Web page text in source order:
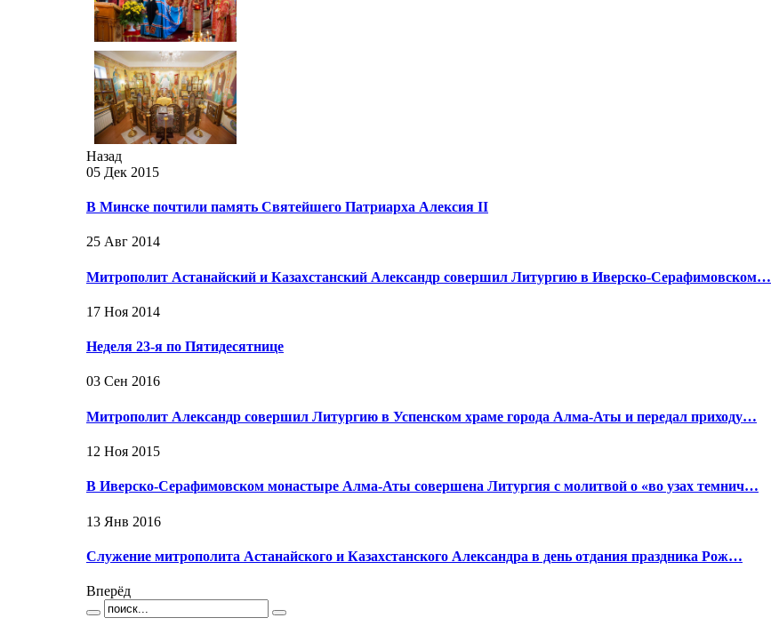
Назад
05 Дек 2015
В Минске почтили память Святейшего Патриарха Алексия II
25 Авг 2014
Митрополит Астанайский и Казахстанский Александр совершил Литургию в Иверско-Серафимовском…
17 Ноя 2014
Неделя 23-я по Пятидесятнице
03 Сен 2016
Митрополит Александр совершил Литургию в Успенском храме города Алма-Аты и передал приходу…
12 Ноя 2015
В Иверско-Серафимовском монастыре Алма-Аты совершена Литургия с молитвой о «во узах темнич…
13 Янв 2016
Служение митрополита Астанайского и Казахстанского Александра в день отдания праздника Рож…
Вперёд